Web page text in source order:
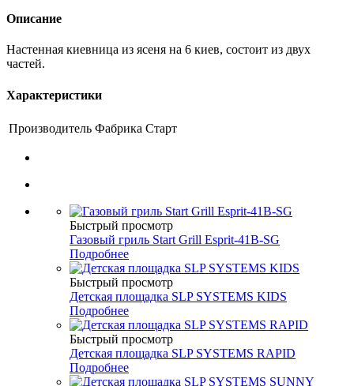
Описание
Настенная киевница из ясеня на 6 киев, состоит из двух
частей.
Характеристики
Производитель Фабрика Старт
Быстрый просмотр
Газовый гриль Start Grill Esprit-41B-SG
Подробнее
Быстрый просмотр
Детская площадка SLP SYSTEMS KIDS
Подробнее
Быстрый просмотр
Детская площадка SLP SYSTEMS RAPID
Подробнее